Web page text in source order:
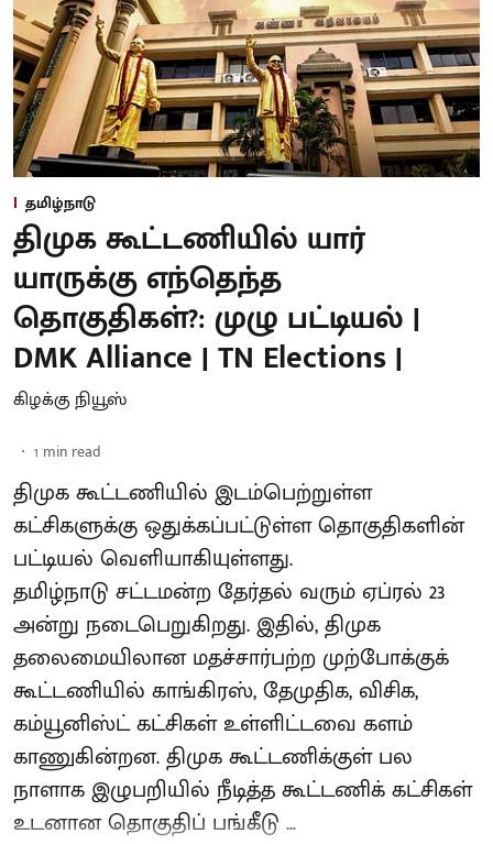
தமிழ்நாடு
திமுக கூட்டணியில் யார்
யாருக்கு எந்தெந்த
தொகுதிகள்?: முழு பட்டியல் |
DMK Alliance | TN Elections |
கிழக்கு நியூஸ்
1 min read
திமுக கூட்டணியில் இடம்பெற்றுள்ள
கட்சிகளுக்கு ஒதுக்கப்பட்டுள்ள தொகுதிகளின்
பட்டியல் வெளியாகியுள்ளது.
தமிழ்நாடு சட்டமன்ற தேர்தல் வரும் ஏப்ரல் 23
அன்று நடைபெறுகிறது. இதில், திமுக
தலைமையிலான மதச்சார்பற்ற முற்போக்குக்
கூட்டணியில் காங்கிரஸ், தேமுதிக, விசிக,
கம்யூனிஸ்ட் கட்சிகள் உள்ளிட்டவை களம்
காணுகின்றன. திமுக கூட்டணிக்குள் பல
நாளாக இழுபறியில் நீடித்த கூட்டணிக் கட்சிகள்
உடனான தொகுதிப் பங்கீடு ...